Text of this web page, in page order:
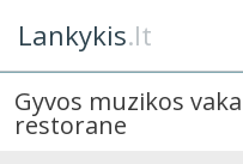
Lankykis.lt
Gyvos muzikos
restorane